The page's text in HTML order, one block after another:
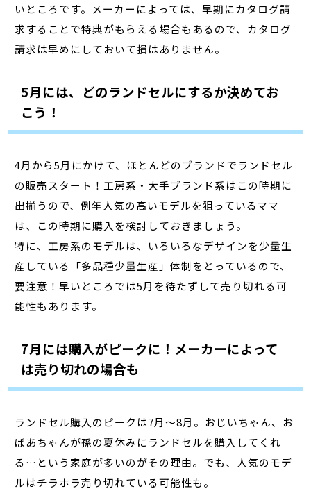
いところです。メーカーによっては、早期にカタログ請
求することで特典がもらえる場合もあるので、カタログ
請求は早めにしておいて損はありません。
5月には、どのランドセルにするか決めてお
こう！
4月から5月にかけて、ほとんどのブランドでランドセル
の販売スタート！工房系・大手ブランド系はこの時期に
出揃うので、例年人気の高いモデルを狙っているママ
は、この時期に購入を検討しておきましょう。
特に、工房系のモデルは、いろいろなデザインを少量生
産している「多品種少量生産」体制をとっているので、
要注意！早いところでは5月を待たずして売り切れる可
能性もあります。
7月には購入がピークに！メーカーによって
は売り切れの場合も
ランドセル購入のピークは7月～8月。おじいちゃん、お
ばあちゃんが孫の夏休みにランドセルを購入してくれ
る…という家庭が多いのがその理由。でも、人気のモデ
ルはチラホラ売り切れている可能性も。